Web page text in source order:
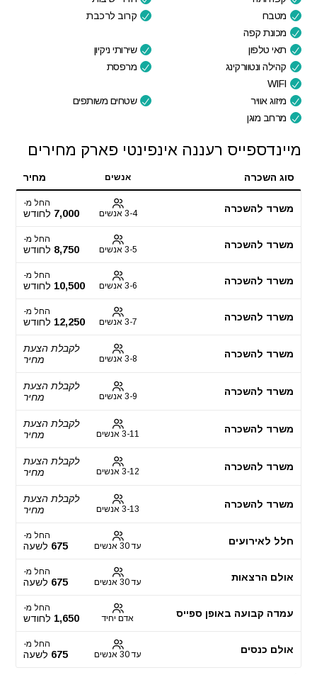
מטבח
קרוב לרכבת
מכונת קפה
תאי טלפון
שירותי ניקיון
קהילה ונטוורקינג
מרפסת
WIFI
מיזוג אוויר
שטחים משותפים
מרחב מוגן
מיינדספייס רעננה אינפינטי פארק מחירים
סוג השכרה אנשים מחיר
משרד להשכרה 3-4 אנשים
החל מ-
7,000 לחודש
משרד להשכרה 3-5 אנשים
החל מ-
8,750 לחודש
משרד להשכרה 3-6 אנשים
החל מ-
10,500 לחודש
משרד להשכרה 3-7 אנשים
החל מ-
12,250 לחודש
משרד להשכרה 3-8 אנשים
לקבלת הצעת
מחיר
משרד להשכרה 3-9 אנשים
לקבלת הצעת
מחיר
משרד להשכרה 3-11 אנשים
לקבלת הצעת
מחיר
משרד להשכרה 3-12 אנשים
לקבלת הצעת
מחיר
משרד להשכרה 3-13 אנשים
לקבלת הצעת
מחיר
חלל לאירועים עד 30 אנשים
החל מ-
675 לשעה
אולם הרצאות עד 30 אנשים
החל מ-
675 לשעה
עמדה קבועה באופן ספייס אדם יחיד
החל מ-
1,650 לחודש
אולם כנסים עד 30 אנשים
החל מ-
675 לשעה